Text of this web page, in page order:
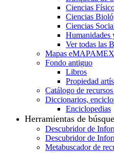
Ciencias
Ciencias
Ciencias
Humanidades
Ver todas las
Mapas eMAPAMEX
Fondo antiguo
Libros
Propiedad
Catálogo de
Diccionarios,
Enciclopedias
Herramientas de
Descubridor de
Descubridor de
Metabuscador de